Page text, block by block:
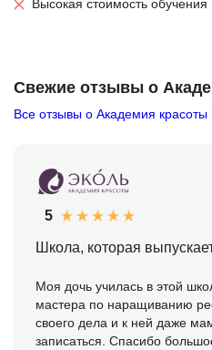
Высокая стоимость обучения
Свежие отзывы о
Все отзывы о Академия красоты
5
Школа, которая
Моя дочь училась в этой
мастера по наращиванию
своего дела и к ней даже
записаться. Спасибо